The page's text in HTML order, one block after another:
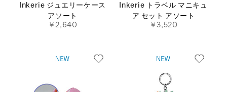
Inkerie ジュエリーケース
アソート
￥2,640
Inkerie トラベル マニキュ
ア セット アソート
￥3,520